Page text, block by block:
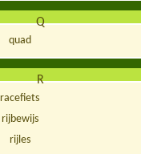
Q
quad
R
racefiets
rijbewijs
rijles